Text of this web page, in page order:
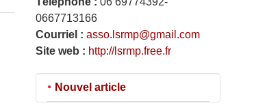
0667713166
Courriel : asso.lsrmp@gmail.com
Site web : http://lsrmp.free.fr
Nouvel article